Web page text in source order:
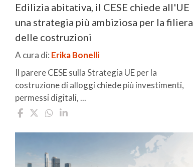
Edilizia abitativa, il CESE chiede all'UE
una strategia più ambiziosa per la filiera
delle costruzioni
A cura di: Erika Bonelli
Il parere CESE sulla Strategia UE per la
costruzione di alloggi chiede più investimenti,
permessi digitali, ...